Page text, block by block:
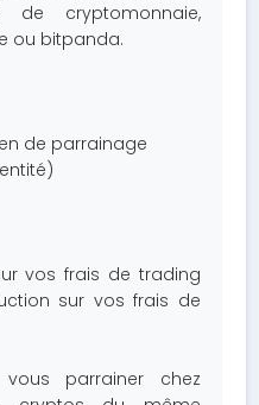
cryptomonnaie,
ou bitpanda.
de parrainage
vos frais de trading
sur vos frais de
parrainer chez